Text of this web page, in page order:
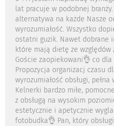
lat pracuje w podobnej
alternatywa na każde Nasze
wyrozumiałość. Wszystko
ostatni guzik. Nawet dobrane
które mają dietę ze względów
Goście zaopiekowani👌 co
Propozycja organizacj czasu
wyrozumiałość obsługi,
Kelnerki bardzo miłe,
z obsługą na wysokim
estetycznie i apetycznie
fotobudka👌 Pan, który